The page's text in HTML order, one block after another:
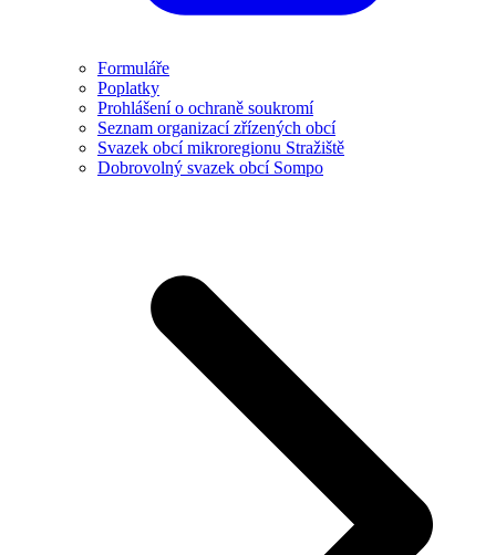
Formuláře
Poplatky
Prohlášení o ochraně soukromí
Seznam organizací zřízených obcí
Svazek obcí mikroregionu Stražiště
Dobrovolný svazek obcí Sompo